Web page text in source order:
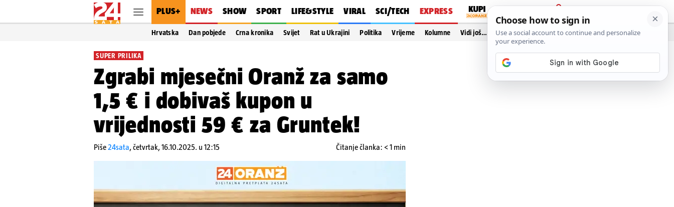
PLUS+ NEWS SHOW SPORT LIFE&STYLE VIRAL SCI/TECH EXPRESS
PRIJAVA
Hrvatska Dan pobjede Crna kronika Svijet Rat u Ukrajini Politika Vrijeme Kolumne Vidi još…
SUPER PRILIKA
Zgrabi mjesečni Oranž za samo
1,5 € i dobivaš kupon u
vrijednosti 59 € za Gruntek!
Piše24sata,četvrtak, 16.10.2025. u 12:15 Čitanje članka: < 1 min